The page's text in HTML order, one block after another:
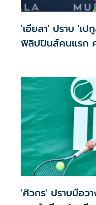
'เอียลา' ปราบ 'เป
ฟิลิปปินส์คนแรก
'ศิวกร' ปราบมือว